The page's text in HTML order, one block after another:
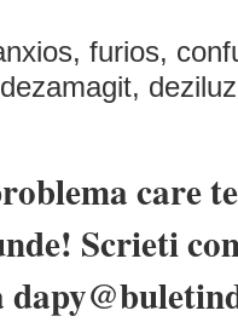
furios,
care
Scrieti